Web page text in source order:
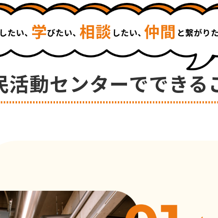
活動センターでできる